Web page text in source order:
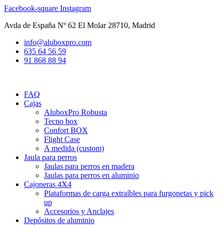
Ir
contenido
Facebook-square Instagram
Avda de España Nº 62 El Molar 28710, Madrid
info@aluboxpro.com
635 64 56 59
91 868 88 94
FAQ
Cajas
AluboxPro Robusta
Tecno box
Confort BOX
Flight Case
A medida (custom)
Jaula para perros
Jaulas para perros en madera
Jaulas para perros en aluminio
Cajoneras 4X4
Plataformas de carga extraíbles para furgonetas y pick
up
Accesorios y Anclajes
Depósitos de aluminio